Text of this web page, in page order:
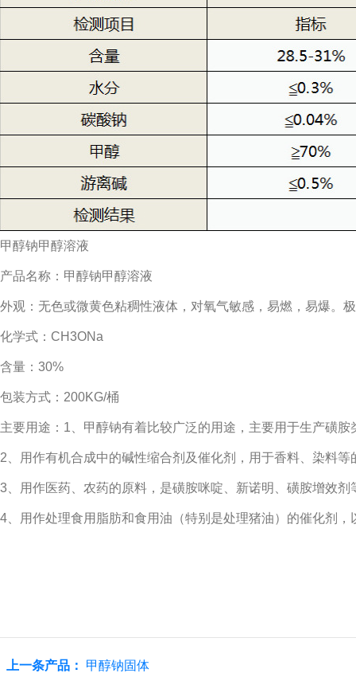
甲醇钠甲醇溶液
产品名称：甲醇钠甲醇溶液
外观：无色或微黄色粘稠性液体，对氧气敏感，易燃，易爆。
化学式：CH3ONa
含量：30%
包装方式：200KG/桶
主要用途：1、甲醇钠有着比较广泛的用途，主要用于生产磺胺
2、用作有机合成中的碱性缩合剂及催化剂，用于香料、染料
3、用作医药、农药的原料，是磺胺咪啶、新诺明、磺胺增效剂
4、用作处理食用脂肪和食用油（特别是处理猪油）的催化剂
上一条产品： 甲醇钠固体